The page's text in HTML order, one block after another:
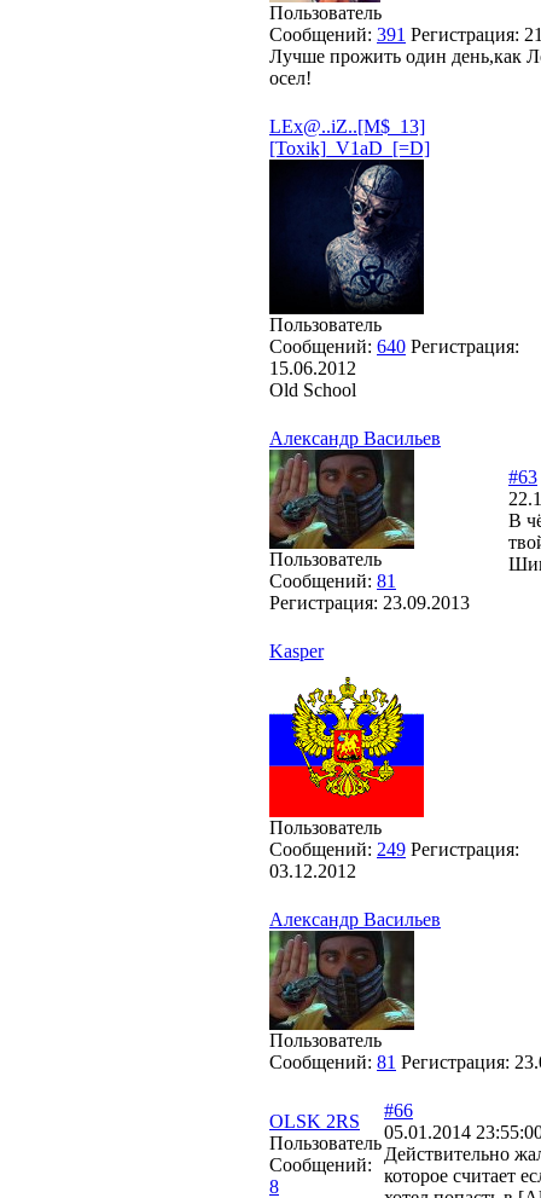
Пользователь
Сообщений: 391 Регистрация:
Лучше прожить один день,как
осел!
LEx@..iZ..[M$_13]
[Toxik]_V1aD_[=D]
Пользователь
Сообщений: 640 Регистрация:
15.06.2012
Old School
Александр Васильев
Пользователь
Сообщений: 81
Регистрация: 23.09.2013
#63
В
Kasper
Пользователь
Сообщений: 249 Регистрация:
03.12.2012
Александр Васильев
Пользователь
Сообщений: 81 Регистрация:
OLSK 2RS
Пользователь
Сообщений:
8
#66
05.01.2014
Действительно
которое считает